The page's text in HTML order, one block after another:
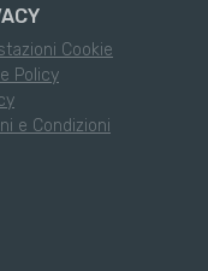
Cookie
Policy
e Condizioni